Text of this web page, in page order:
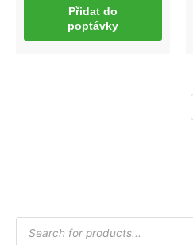
Přidat do
poptávky
P